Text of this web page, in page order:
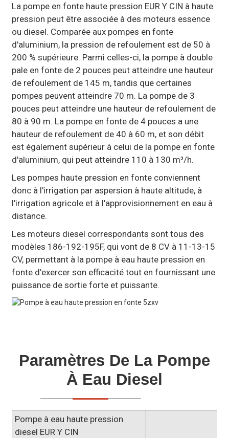
La pompe en fonte haute pression EUR Y CIN à haute
pression peut être associée à des moteurs essence
ou diesel. Comparée aux pompes en fonte
d'aluminium, la pression de refoulement est de 50 à
200 % supérieure. Parmi celles-ci, la pompe à double
pale en fonte de 2 pouces peut atteindre une hauteur
de refoulement de 145 m, tandis que certaines
pompes peuvent atteindre 70 m. La pompe de 3
pouces peut atteindre une hauteur de refoulement de
80 à 90 m. La pompe en fonte de 4 pouces a une
hauteur de refoulement de 40 à 60 m, et son débit
est également supérieur à celui de la pompe en fonte
d'aluminium, qui peut atteindre 110 à 130 m³/h.
Les pompes haute pression en fonte conviennent
donc à l'irrigation par aspersion à haute altitude, à
l'irrigation agricole et à l'approvisionnement en eau à
distance.
Les moteurs diesel correspondants sont tous des
modèles 186-192-195F, qui vont de 8 CV à 11-13-15
CV, permettant à la pompe à eau haute pression en
fonte d'exercer son efficacité tout en fournissant une
puissance de sortie forte et puissante.
Paramètres De La Pompe
À Eau Diesel
Pompe à eau haute pression
diesel EUR Y CIN